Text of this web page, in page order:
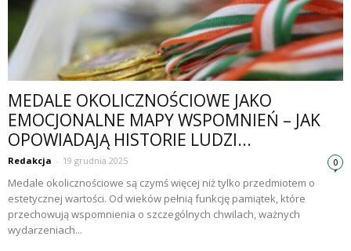
MEDALE OKOLICZNOŚCIOWE JAKO
EMOCJONALNE MAPY WSPOMNIEŃ – JAK
OPOWIADAJĄ HISTORIE LUDZI...
Redakcja - 19 grudnia 2025 0
Medale okolicznościowe są czymś więcej niż tylko przedmiotem o
estetycznej wartości. Od wieków pełnią funkcję pamiątek, które
przechowują wspomnienia o szczególnych chwilach, ważnych
wydarzeniach...